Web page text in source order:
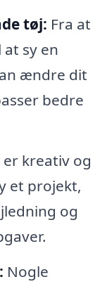
tøj: Fra at
sy en
ændre dit
bedre
er kreativ og
et projekt,
og
Nogle